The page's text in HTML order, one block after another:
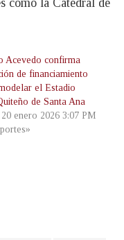
como la Catedral de
Acevedo confirma
de financiamiento
el Estadio
de Santa Ana
enero 2026 3:07 PM